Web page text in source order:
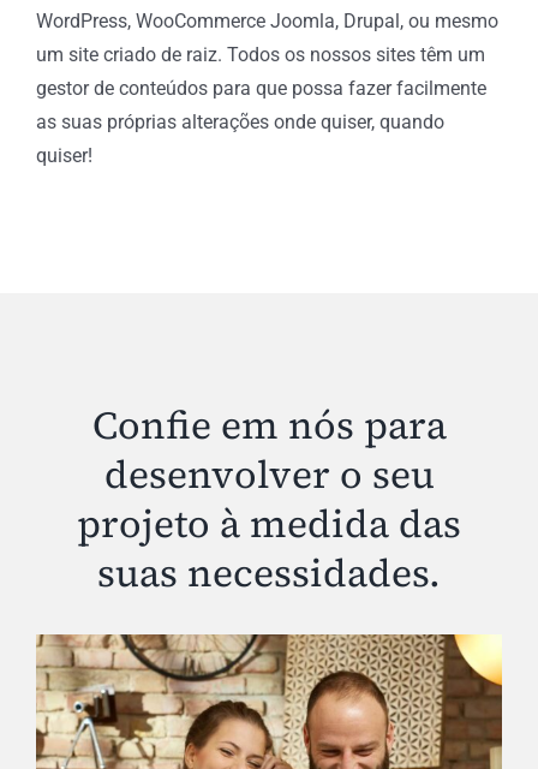
WordPress, WooCommerce Joomla, Drupal, ou mesmo
um site criado de raiz. Todos os nossos sites têm um
gestor de conteúdos para que possa fazer facilmente
as suas próprias alterações onde quiser, quando
quiser!
Confie em nós para
desenvolver o seu
projeto à medida das
suas necessidades.